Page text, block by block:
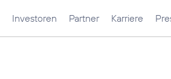
Investoren Partner Karriere